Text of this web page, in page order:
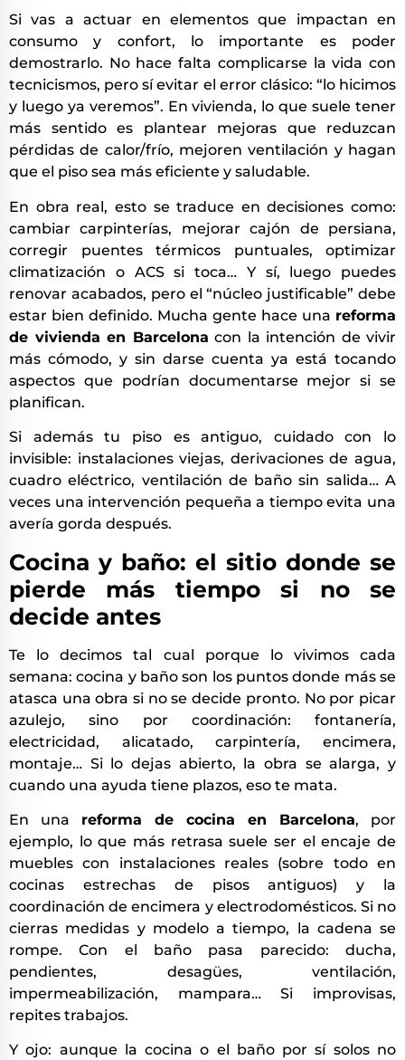
Si vas a actuar en elementos que impactan en
consumo y confort, lo importante es poder
demostrarlo. No hace falta complicarse la vida con
tecnicismos, pero sí evitar el error clásico: “lo hicimos
y luego ya veremos”. En vivienda, lo que suele tener
más sentido es plantear mejoras que reduzcan
pérdidas de calor/frío, mejoren ventilación y hagan
que el piso sea más eficiente y saludable.
En obra real, esto se traduce en decisiones como:
cambiar carpinterías, mejorar cajón de persiana,
corregir puentes térmicos puntuales, optimizar
climatización o ACS si toca… Y sí, luego puedes
renovar acabados, pero el “núcleo justificable” debe
estar bien definido. Mucha gente hace una reforma
de vivienda en Barcelona con la intención de vivir
más cómodo, y sin darse cuenta ya está tocando
aspectos que podrían documentarse mejor si se
planifican.
Si además tu piso es antiguo, cuidado con lo
invisible: instalaciones viejas, derivaciones de agua,
cuadro eléctrico, ventilación de baño sin salida… A
veces una intervención pequeña a tiempo evita una
avería gorda después.
Cocina y baño: el sitio donde se
pierde más tiempo si no se
decide antes
Te lo decimos tal cual porque lo vivimos cada
semana: cocina y baño son los puntos donde más se
atasca una obra si no se decide pronto. No por picar
azulejo, sino por coordinación: fontanería,
electricidad, alicatado, carpintería, encimera,
montaje… Si lo dejas abierto, la obra se alarga, y
cuando una ayuda tiene plazos, eso te mata.
En una reforma de cocina en Barcelona, por
ejemplo, lo que más retrasa suele ser el encaje de
muebles con instalaciones reales (sobre todo en
cocinas estrechas de pisos antiguos) y la
coordinación de encimera y electrodomésticos. Si no
cierras medidas y modelo a tiempo, la cadena se
rompe. Con el baño pasa parecido: ducha,
pendientes, desagües, ventilación,
impermeabilización, mampara… Si improvisas,
repites trabajos.
Y ojo: aunque la cocina o el baño por sí solos no